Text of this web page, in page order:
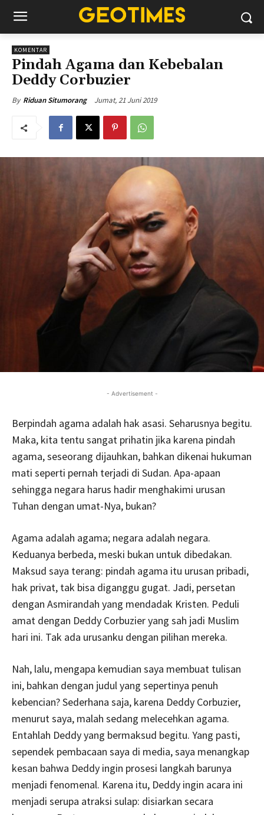
KOMENTAR
Pindah Agama dan Kebebalan
Deddy Corbuzier
By Riduan Situmorang Jumat, 21 Juni 2019
- Advertisement -
Berpindah agama adalah hak asasi. Seharusnya begitu.
Maka, kita tentu sangat prihatin jika karena pindah
agama, seseorang dijauhkan, bahkan dikenai hukuman
mati seperti pernah terjadi di Sudan. Apa-apaan
sehingga negara harus hadir menghakimi urusan
Tuhan dengan umat-Nya, bukan?
Agama adalah agama; negara adalah negara.
Keduanya berbeda, meski bukan untuk dibedakan.
Maksud saya terang: pindah agama itu urusan pribadi,
hak privat, tak bisa diganggu gugat. Jadi, persetan
dengan Asmirandah yang mendadak Kristen. Peduli
amat dengan Deddy Corbuzier yang sah jadi Muslim
hari ini. Tak ada urusanku dengan pilihan mereka.
Nah, lalu, mengapa kemudian saya membuat tulisan
ini, bahkan dengan judul yang sepertinya penuh
kebencian? Sederhana saja, karena Deddy Corbuzier,
menurut saya, malah sedang melecehkan agama.
Entahlah Deddy yang bermaksud begitu. Yang pasti,
sependek pembacaan saya di media, saya menangkap
kesan bahwa Deddy ingin prosesi langkah barunya
menjadi fenomenal. Karena itu, Deddy ingin acara ini
menjadi serupa atraksi sulap: disiarkan secara